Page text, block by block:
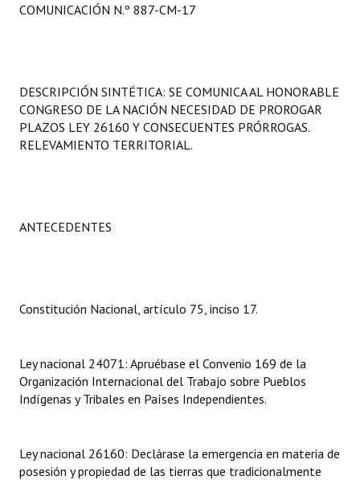
LEGISLACIÓN
Constitución Nacional
Reglamento Interno
Informes de Gestión
Proyectos Presentados
Actas de Sesión
COMUNICACIÓN N.º 887-CM-17
DESCRIPCIÓN SINTÉTICA: SE COMUNICA AL HONORABLE
CONGRESO DE LA NACIÓN NECESIDAD DE PROROGAR
PLAZOS LEY 26160 Y CONSECUENTES PRÓRROGAS.
RELEVAMIENTO TERRITORIAL.
ANTECEDENTES
Constitución Nacional, artículo 75, inciso 17.
Ley nacional 24071: Apruébase el Convenio 169 de la
Organización Internacional del Trabajo sobre Pueblos
Indígenas y Tribales en Países Independientes.
Ley nacional 26160: Declárase la emergencia en materia de
posesión y propiedad de las tierras que tradicionalmente